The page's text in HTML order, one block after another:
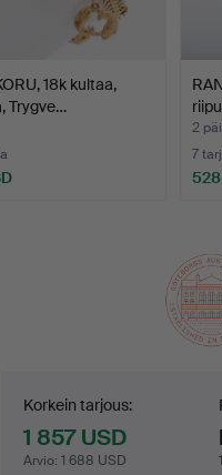
18k kultaa,
Trygve…
2
7
Tarjouskilpailu
Korkein tarjous:
1 857 USD
Arvio: 1 688 USD